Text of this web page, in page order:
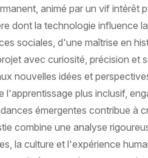
animé par un vif intérêt
dont la technologie influence
sociales, d'une maîtrise en
avec curiosité, précision et
nouvelles idées et
plus inclusif,
émergentes contribue à
combine une analyse
la culture et l'expérience